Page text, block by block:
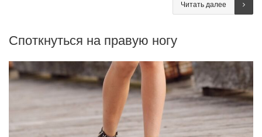
Читать далее
Споткнуться на правую ногу